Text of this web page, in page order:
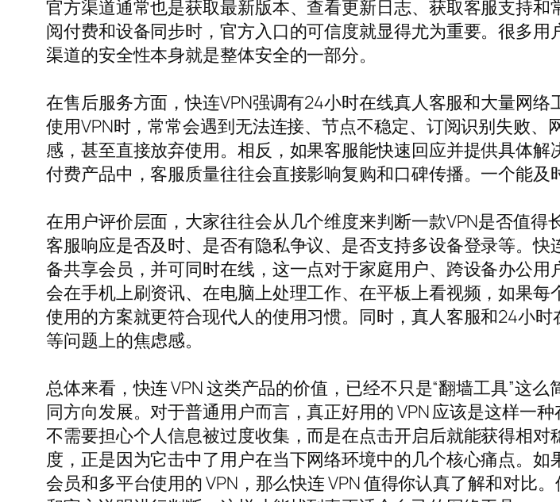
官方渠道通常也是获取最新版本、查看更新日志、获取客服支持
阅付费和设备同步时，官方入口的可信度就显得尤为重要。很多
渠道的安全性本身就是整体安全的一部分。
在售后服务方面，快连VPN强调有24小时在线真人客服和大量网
使用VPN时，常常会遇到无法连接、节点不稳定、订阅识别失败
感，甚至直接放弃使用。相反，如果客服能快速回应并提供具体
付费产品中，客服质量往往会直接影响复购和口碑传播。一个能
在用户评价层面，大家往往会从几个维度来判断一款VPN是否值得
客服响应是否及时、是否有隐私争议、是否支持多设备登录等。
备共享会员，并可同时在线，这一点对于家庭用户、跨设备办公
会在手机上刷资讯、在电脑上处理工作、在平板上看视频，如果
使用的方案就更符合现代人的使用习惯。同时，真人客服和24小
等问题上的焦虑感。
总体来看，快连 VPN 这类产品的价值，已经不只是“翻墙工具”这
同方向发展。对于普通用户而言，真正好用的 VPN 应该是这样一
不需要担心个人信息被过度收集，而是在点击开启后就能获得相
度，正是因为它击中了用户在当下网络环境中的几个核心痛点。
会员和多平台使用的 VPN，那么快连 VPN 值得你认真了解和对比